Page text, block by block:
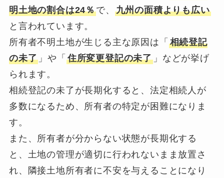
明土地の割合は24％で、 九州の面積よりも広い
と言われています。
所有者不明土地が生じる主な原因は「 相続登記
の未了 」や「 住所変更登記の未了 」などが挙げ
られます。
相続登記の未了が長期化すると、法定相続人が
多数になるため、所有者の特定が困難になりま
す。
また、所有者が分からない状態が長期化する
と、土地の管理が適切に行われないまま放置さ
れ、隣接土地所有者に不安を与えることになり